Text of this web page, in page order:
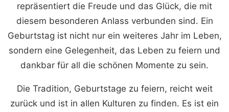
repräsentiert die Freude und das Glück, die mit
diesem besonderen Anlass verbunden sind. Ein
Geburtstag ist nicht nur ein weiteres Jahr im Leben,
sondern eine Gelegenheit, das Leben zu feiern und
dankbar für all die schönen Momente zu sein.
Die Tradition, Geburtstage zu feiern, reicht weit
zurück und ist in allen Kulturen zu finden. Es ist ein